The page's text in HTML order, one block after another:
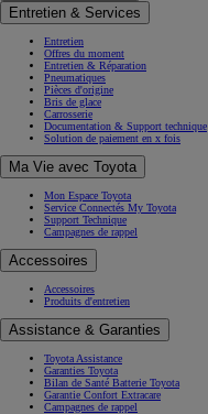
Entretien & Services
Entretien
Offres du moment
Entretien & Réparation
Pneumatiques
Pièces d'origine
Bris de glace
Carrosserie
Documentation & Support technique
Solution de paiement en x fois
Ma Vie avec Toyota
Mon Espace Toyota
Service Connectés My Toyota
Support Technique
Campagnes de rappel
Accessoires
Accessoires
Produits d'entretien
Assistance & Garanties
Toyota Assistance
Garanties Toyota
Bilan de Santé Batterie Toyota
Garantie Confort Extracare
Campagnes de rappel